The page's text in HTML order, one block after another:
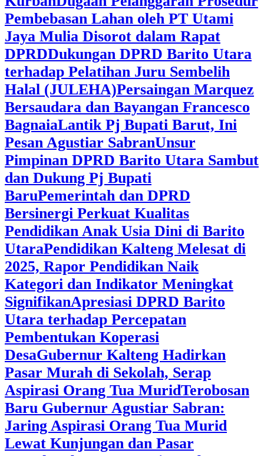
Pembebasan Lahan oleh PT Utami
Jaya Mulia Disorot dalam Rapat
DPRDDukungan DPRD Barito Utara
terhadap Pelatihan Juru Sembelih
Halal (JULEHA)Persaingan Marquez
Bersaudara dan Bayangan Francesco
BagnaiaLantik Pj Bupati Barut, Ini
Pesan Agustiar SabranUnsur
Pimpinan DPRD Barito Utara Sambut
dan Dukung Pj Bupati
BaruPemerintah dan DPRD
Bersinergi Perkuat Kualitas
Pendidikan Anak Usia Dini di Barito
Utara‎Pendidikan Kalteng Melesat di
2025, Rapor Pendidikan Naik
Kategori dan Indikator Meningkat
SignifikanApresiasi DPRD Barito
Utara terhadap Percepatan
Pembentukan Koperasi
Desa‎Gubernur Kalteng Hadirkan
Pasar Murah di Sekolah, Serap
Aspirasi Orang Tua Murid‎Terobosan
Baru Gubernur Agustiar Sabran:
Jaring Aspirasi Orang Tua Murid
Lewat Kunjungan dan Pasar